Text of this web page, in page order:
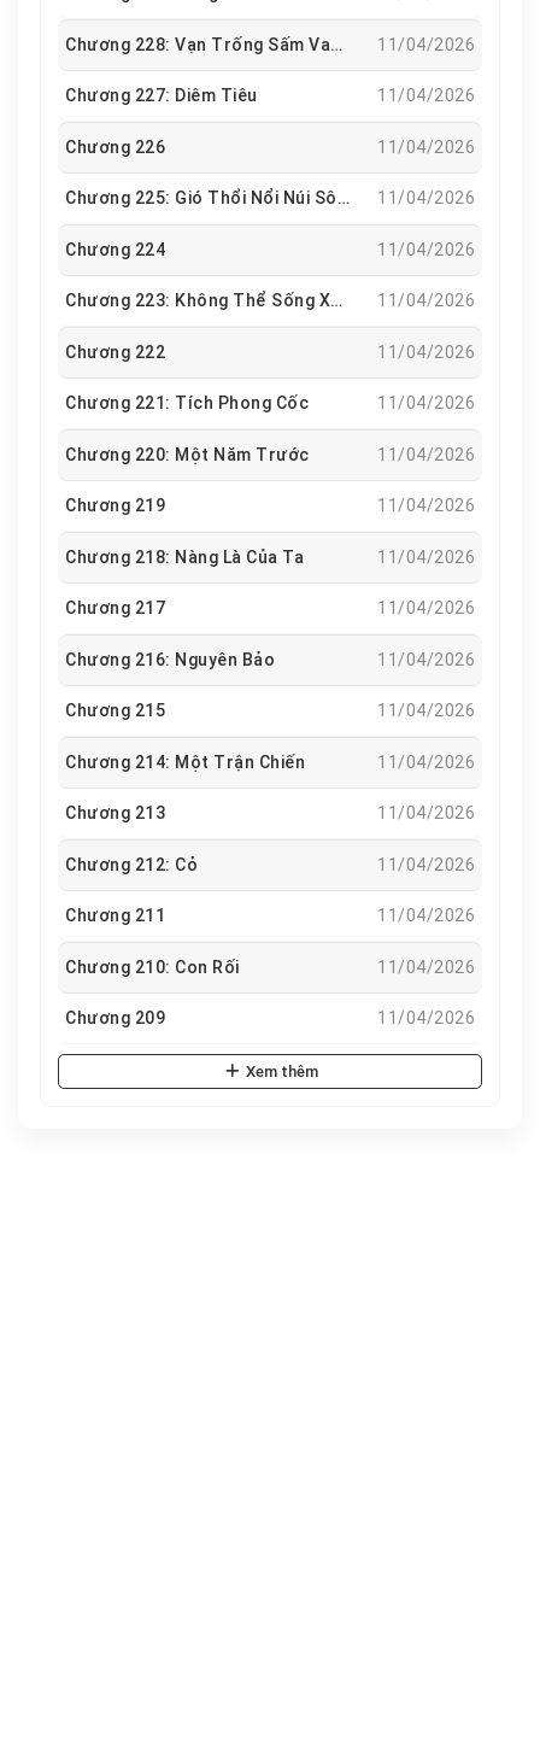
Chương 228: Vạn Trống Sấm Vang Dậy Đất, Ngàn Cờ Lửa Nổi Theo Gió 11/04/2026
Chương 227: Diêm Tiêu 11/04/2026
Chương 226 11/04/2026
Chương 225: Gió Thổi Nổi Núi Sông, Sấm Rền Cao Vời Vợi 11/04/2026
Chương 224 11/04/2026
Chương 223: Không Thể Sống Xa Nàng 11/04/2026
Chương 222 11/04/2026
Chương 221: Tích Phong Cốc 11/04/2026
Chương 220: Một Năm Trước 11/04/2026
Chương 219 11/04/2026
Chương 218: Nàng Là Của Ta 11/04/2026
Chương 217 11/04/2026
Chương 216: Nguyên Bảo 11/04/2026
Chương 215 11/04/2026
Chương 214: Một Trận Chiến 11/04/2026
Chương 213 11/04/2026
Chương 212: Cỏ 11/04/2026
Chương 211 11/04/2026
Chương 210: Con Rối 11/04/2026
Chương 209 11/04/2026
Xem thêm